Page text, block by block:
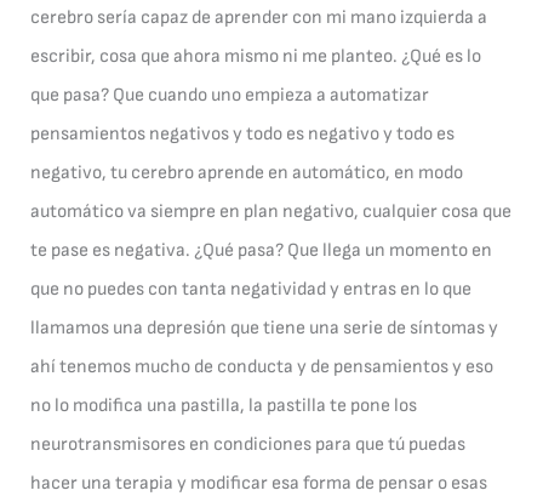
cerebro sería capaz de aprender con mi mano izquierda a
escribir, cosa que ahora mismo ni me planteo. ¿Qué es lo
que pasa? Que cuando uno empieza a automatizar
pensamientos negativos y todo es negativo y todo es
negativo, tu cerebro aprende en automático, en modo
automático va siempre en plan negativo, cualquier cosa que
te pase es negativa. ¿Qué pasa? Que llega un momento en
que no puedes con tanta negatividad y entras en lo que
llamamos una depresión que tiene una serie de síntomas y
ahí tenemos mucho de conducta y de pensamientos y eso
no lo modifica una pastilla, la pastilla te pone los
neurotransmisores en condiciones para que tú puedas
hacer una terapia y modificar esa forma de pensar o esas